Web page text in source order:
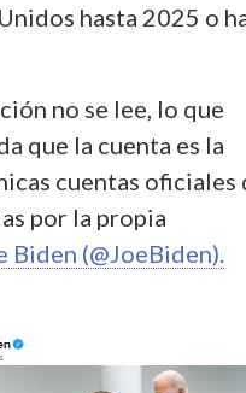
hasta 2025 o
no se lee, lo que
que la cuenta es la
cuentas oficiales
por la propia
Biden (@JoeBiden).